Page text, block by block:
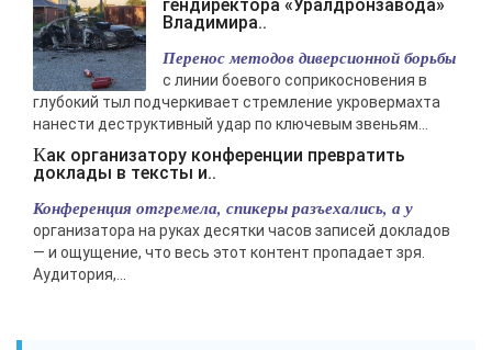
гендиректора «Уралдронзавода»
Владимира..
Перенос методов диверсионной борьбы
с линии боевого соприкосновения в
глубокий тыл подчеркивает стремление укровермахта
нанести деструктивный удар по ключевым звеньям...
Как организатору конференции превратить
доклады в тексты и..
Конференция отгремела, спикеры разъехались, а у
организатора на руках десятки часов записей докладов
— и ощущение, что весь этот контент пропадает зря.
Аудитория,...